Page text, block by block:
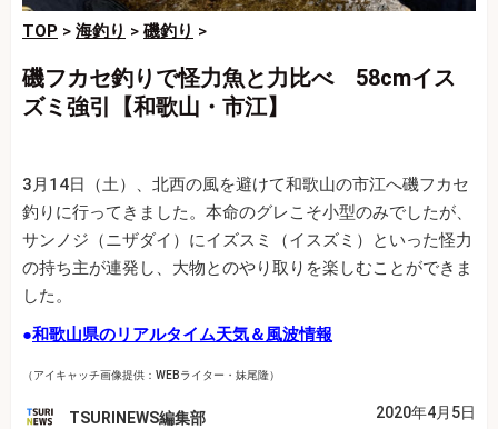
TOP > 海釣り > 磯釣り >
磯フカセ釣りで怪力魚と力比べ 58cmイス
ズミ強引【和歌山・市江】
3月14日（土）、北西の風を避けて和歌山の市江へ磯フカセ
釣りに行ってきました。本命のグレこそ小型のみでしたが、
サンノジ（ニザダイ）にイズスミ（イスズミ）といった怪力
の持ち主が連発し、大物とのやり取りを楽しむことができま
した。
●和歌山県のリアルタイム天気＆風波情報
（アイキャッチ画像提供：WEBライター・妹尾隆）
TSURINEWS編集部 2020年4月5日